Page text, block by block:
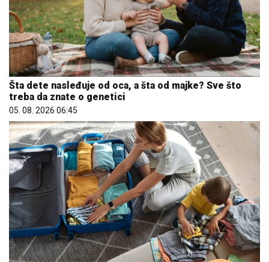
Šta dete nasleđuje od oca, a šta od majke? Sve što
treba da znate o genetici
05. 08. 2026 06:45